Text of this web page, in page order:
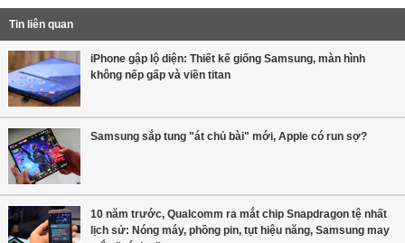
Tin liên quan
iPhone gập lộ diện: Thiết kế giống Samsung, màn hình
không nếp gấp và viền titan
Samsung sắp tung "át chủ bài" mới, Apple có run sợ?
10 năm trước, Qualcomm ra mắt chip Snapdragon tệ nhất
lịch sử: Nóng máy, phồng pin, tụt hiệu năng, Samsung may